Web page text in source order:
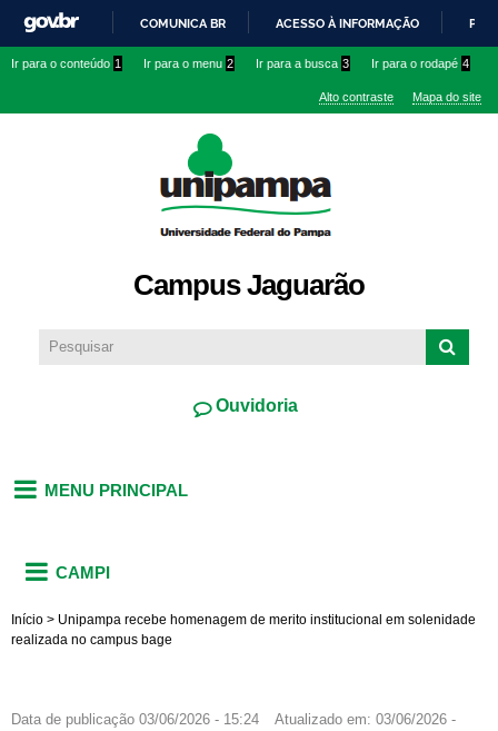
conteúdo
IR
O
COMUNICA BR ACESSO À INFORMAÇÃO
Ir para o conteúdo 1 Ir para o menu 2 Ir para a busca 3 Ir para o rodapé 4
Alto contraste Mapa do site
Campus Jaguarão
Ouvidoria
MENU PRINCIPAL
CAMPI
Início > Unipampa recebe homenagem de merito institucional em solenidade
realizada no campus bage
Data de publicação 03/06/2026 - 15:24 Atualizado em: 03/06/2026 -